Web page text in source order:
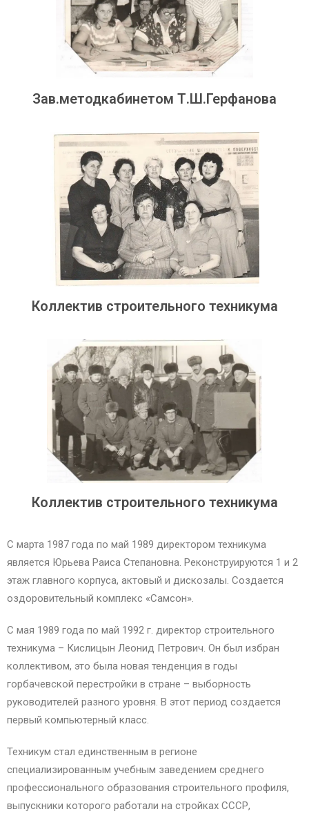
Зав.методкабинетом Т.Ш.Герфанова
Коллектив строительного техникума
Коллектив строительного техникума
С марта 1987 года по май 1989 директором техникума
является Юрьева Раиса Степановна. Реконструируются 1 и 2
этаж главного корпуса, актовый и дискозалы. Создается
оздоровительный комплекс «Самсон».
С мая 1989 года по май 1992 г. директор строительного
техникума – Кислицын Леонид Петрович. Он был избран
коллективом, это была новая тенденция в годы
горбачевской перестройки в стране – выборность
руководителей разного уровня. В этот период создается
первый компьютерный класс.
Техникум стал единственным в регионе
специализированным учебным заведением среднего
профессионального образования строительного профиля,
выпускники которого работали на стройках СССР,